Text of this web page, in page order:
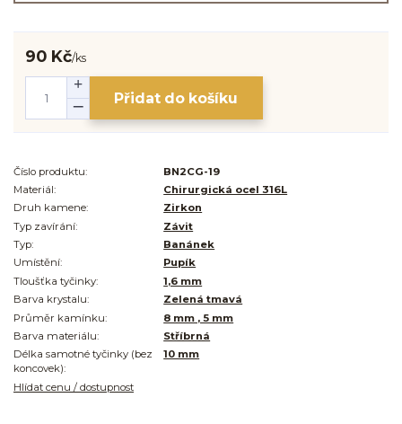
90 Kč/ks
Přidat do košíku
Číslo produktu:
BN2CG-19
Materiál:
Chirurgická ocel 316L
Druh kamene:
Zirkon
Typ zavírání:
Závit
Typ:
Banánek
Umístění:
Pupík
Tloušťka tyčinky:
1,6 mm
Barva krystalu:
Zelená tmavá
Průměr kamínku:
8 mm , 5 mm
Barva materiálu:
Stříbrná
Délka samotné tyčinky (bez
koncovek):
10 mm
Hlídat cenu / dostupnost